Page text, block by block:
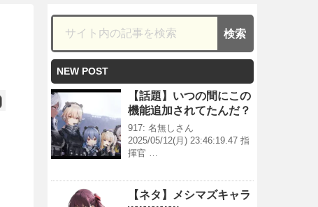
NEW POST
【話題】いつの間にこの
機能追加されてたんだ？
917: 名無しさん
2025/05/12(月) 23:46:19.47 指
揮官 …
【ネタ】メシマズキャラ